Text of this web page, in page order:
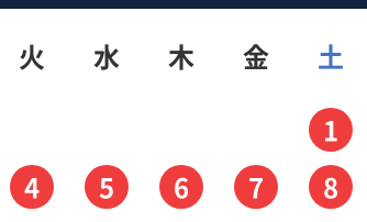
火 水 木 金
土
1
4 5 6 7
8